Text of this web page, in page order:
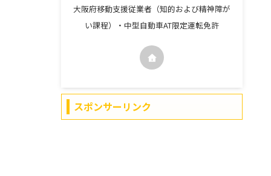
大阪府移動支援従業者（知的および精神障が
い課程）・中型自動車AT限定運転免許
スポンサーリンク